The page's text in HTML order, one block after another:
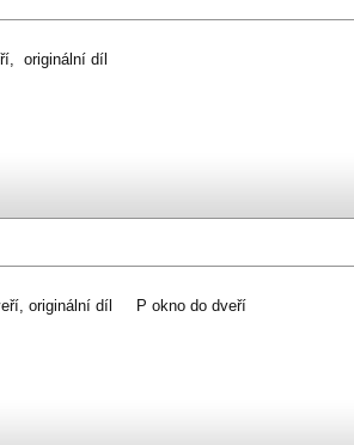
originální díl
originální díl P okno do dveří